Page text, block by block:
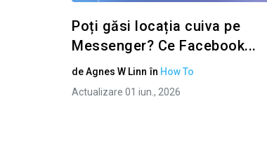
Poți găsi locația cuiva pe
Messenger? Ce Facebook...
deAgnes W Linn în How To
Actualizare 01 iun., 2026